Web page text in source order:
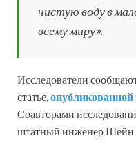
чистую воду в
всему миру».
Исследователи
статье,опубликованной
Соавторами
штатный инженер Шейн